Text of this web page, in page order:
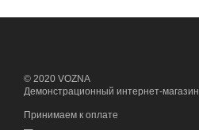
© 2020 VOZNA
Демонстрационный интернет-магазин
Принимаем к оплате